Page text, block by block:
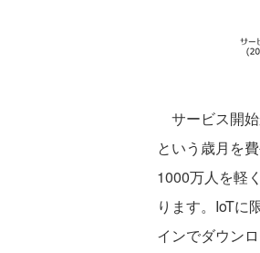
サービス開
という歳月を
1000万人を軽
ります。IoTに
インでダウン